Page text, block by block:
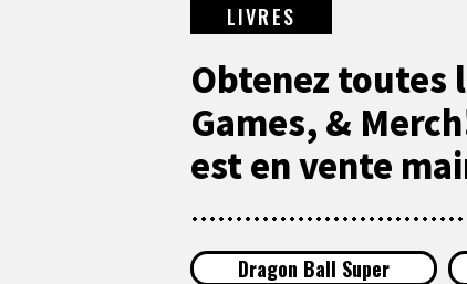
LIVRES
Obtenez toutes
Games, &
est en vente
Dragon Ball Super